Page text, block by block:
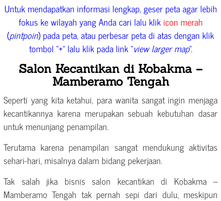
Untuk mendapatkan informasi lengkap, geser peta agar lebih
fokus ke wilayah yang Anda cari lalu klik icon merah
(pintpoin) pada peta, atau perbesar peta di atas dengan klik
tombol “+” lalu klik pada link “view larger map“.
Salon Kecantikan di Kobakma –
Mamberamo Tengah
Seperti yang kita ketahui, para wanita sangat ingin menjaga
kecantikannya karena merupakan sebuah kebutuhan dasar
untuk menunjang penampilan.
Terutama karena penampilan sangat mendukung aktivitas
sehari-hari, misalnya dalam bidang pekerjaan.
Tak salah jika bisnis salon kecantikan di Kobakma –
Mamberamo Tengah tak pernah sepi dari dulu, meskipun